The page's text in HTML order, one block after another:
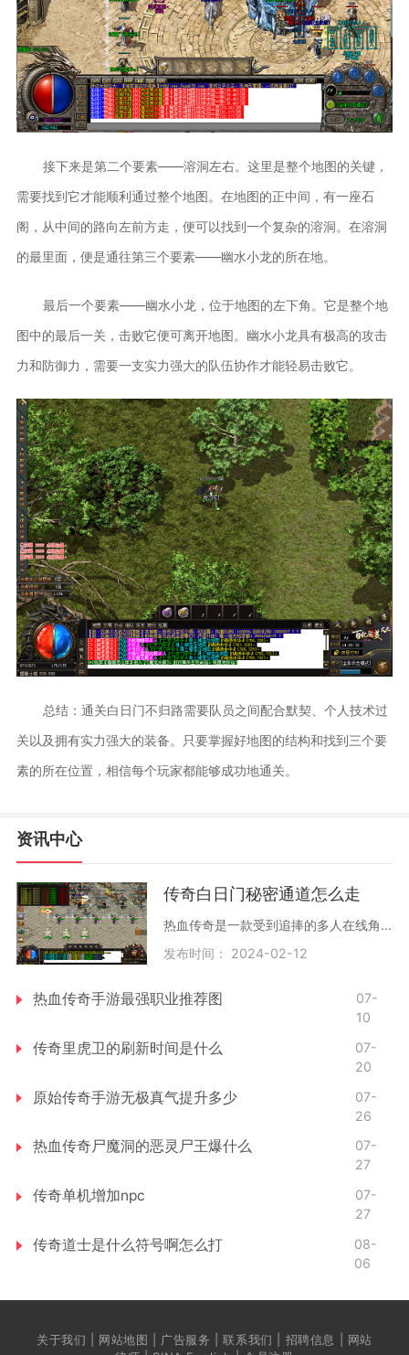
接下来是第二个要素——溶洞左右。这里是整个地图的关键，
需要找到它才能顺利通过整个地图。在地图的正中间，有一座石
阁，从中间的路向左前方走，便可以找到一个复杂的溶洞。在溶洞
的最里面，便是通往第三个要素——幽水小龙的所在地。
最后一个要素——幽水小龙，位于地图的左下角。它是整个地
图中的最后一关，击败它便可离开地图。幽水小龙具有极高的攻击
力和防御力，需要一支实力强大的队伍协作才能轻易击败它。
总结：通关白日门不归路需要队员之间配合默契、个人技术过
关以及拥有实力强大的装备。只要掌握好地图的结构和找到三个要
素的所在位置，相信每个玩家都能够成功地通关。
资讯中心
传奇白日门秘密通道怎么走
热血传奇是一款受到追捧的多人在线角色扮演游戏。其中最受欢迎的任务之一是探寻传奇白日门秘密通道，它是一条危险而神秘的通道，许多热血传奇玩家尝试找到它。本文将全面介绍
发布时间： 2024-02-12
热血传奇手游最强职业推荐图
07-
10
传奇里虎卫的刷新时间是什么
07-
20
原始传奇手游无极真气提升多少
07-
26
热血传奇尸魔洞的恶灵尸王爆什么
07-
27
传奇单机增加npc
07-
27
传奇道士是什么符号啊怎么打
08-
06
关于我们 | 网站地图 | 广告服务 | 联系我们 | 招聘信息 | 网站